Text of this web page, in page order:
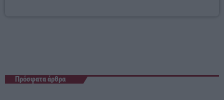
Πρόσφατα άρθρα